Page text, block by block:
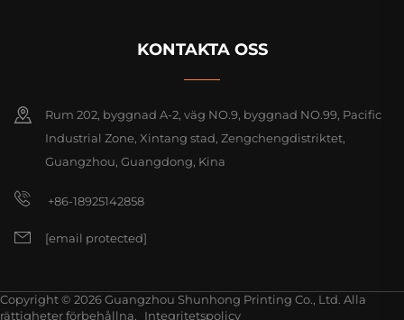
KONTAKTA OSS
Rum 202, byggnad A-2, väg NO.9, byggnad NO.99, Pacific
Industrial Zone, Xintang stad, Zengchengdistriktet,
Guangzhou, Guangdong, Kina
+86-18925142858
[email protected]
Copyright © 2026 Guangzhou Shunhong Printing Co., Ltd. Alla
rättigheter förbehållna.
Integritetspolicy